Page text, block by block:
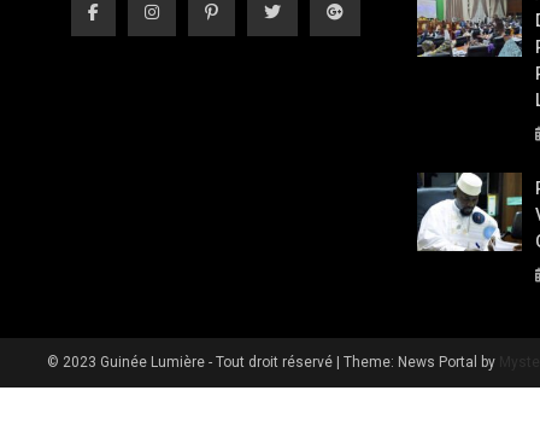
© 2023 Guinée Lumière - Tout droit réservé |Theme: News Portal by